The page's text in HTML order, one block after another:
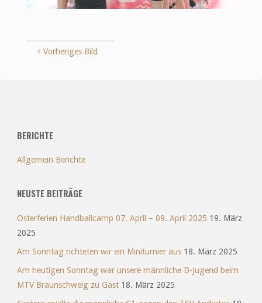
Vorheriges Bild
BERICHTE
Allgemein Berichte
NEUSTE BEITRÄGE
Osterferien Handballcamp 07. April – 09. April 2025 19. März
2025
Am Sonntag richteten wir ein Miniturnier aus 18. März 2025
Am heutigen Sonntag war unsere männliche D-Jugend beim
MTV Braunschweig zu Gast 18. März 2025